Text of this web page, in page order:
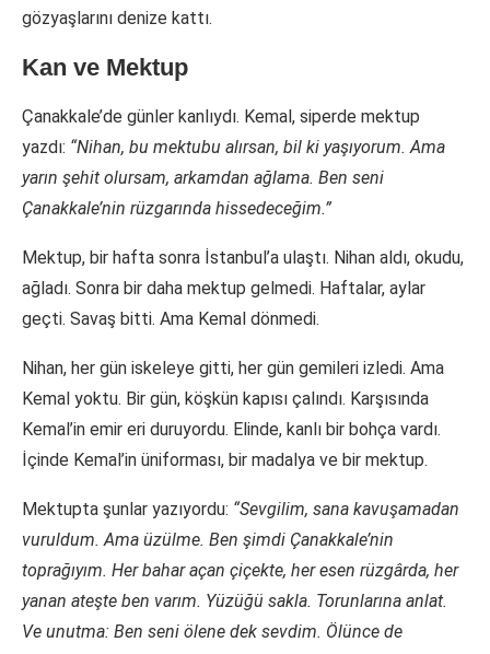
gözyaşlarını denize kattı.
Kan ve Mektup
Çanakkale’de günler kanlıydı. Kemal, siperde mektup
yazdı: “Nihan, bu mektubu alırsan, bil ki yaşıyorum. Ama
yarın şehit olursam, arkamdan ağlama. Ben seni
Çanakkale’nin rüzgarında hissedeceğim.”
Mektup, bir hafta sonra İstanbul’a ulaştı. Nihan aldı, okudu,
ağladı. Sonra bir daha mektup gelmedi. Haftalar, aylar
geçti. Savaş bitti. Ama Kemal dönmedi.
Nihan, her gün iskeleye gitti, her gün gemileri izledi. Ama
Kemal yoktu. Bir gün, köşkün kapısı çalındı. Karşısında
Kemal’in emir eri duruyordu. Elinde, kanlı bir bohça vardı.
İçinde Kemal’in üniforması, bir madalya ve bir mektup.
Mektupta şunlar yazıyordu: “Sevgilim, sana kavuşamadan
vuruldum. Ama üzülme. Ben şimdi Çanakkale’nin
toprağıyım. Her bahar açan çiçekte, her esen rüzgârda, her
yanan ateşte ben varım. Yüzüğü sakla. Torunlarına anlat.
Ve unutma: Ben seni ölene dek sevdim. Ölünce de